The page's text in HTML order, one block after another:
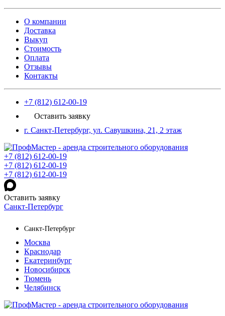
О компании
Доставка
Выкуп
Стоимость
Оплата
Отзывы
Контакты
+7 (812) 612-00-19
Оставить заявку
г. Санкт-Петербург, ул. Савушкина, 21, 2 этаж
+7 (812) 612-00-19
+7 (812) 612-00-19
+7 (812) 612-00-19
Оставить заявку
Санкт-Петербург
Санкт-Петербург
Москва
Краснодар
Екатеринбург
Новосибирск
Тюмень
Челябинск